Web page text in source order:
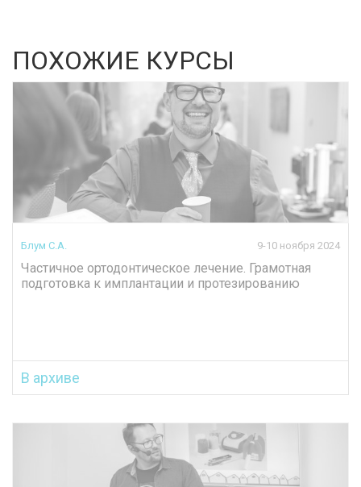
ПОХОЖИЕ КУРСЫ
Блум С.А. 9-10 ноября 2024
Частичное ортодонтическое лечение. Грамотная
подготовка к имплантации и протезированию
В архиве